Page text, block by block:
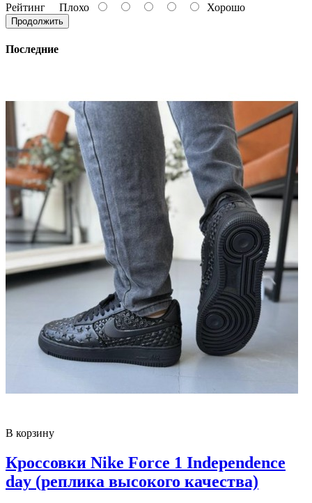
Рейтинг Плохо Хорошо
Продолжить
Последние
В корзину
Кроссовки Nike Force 1 Independence
day (реплика высокого качества)